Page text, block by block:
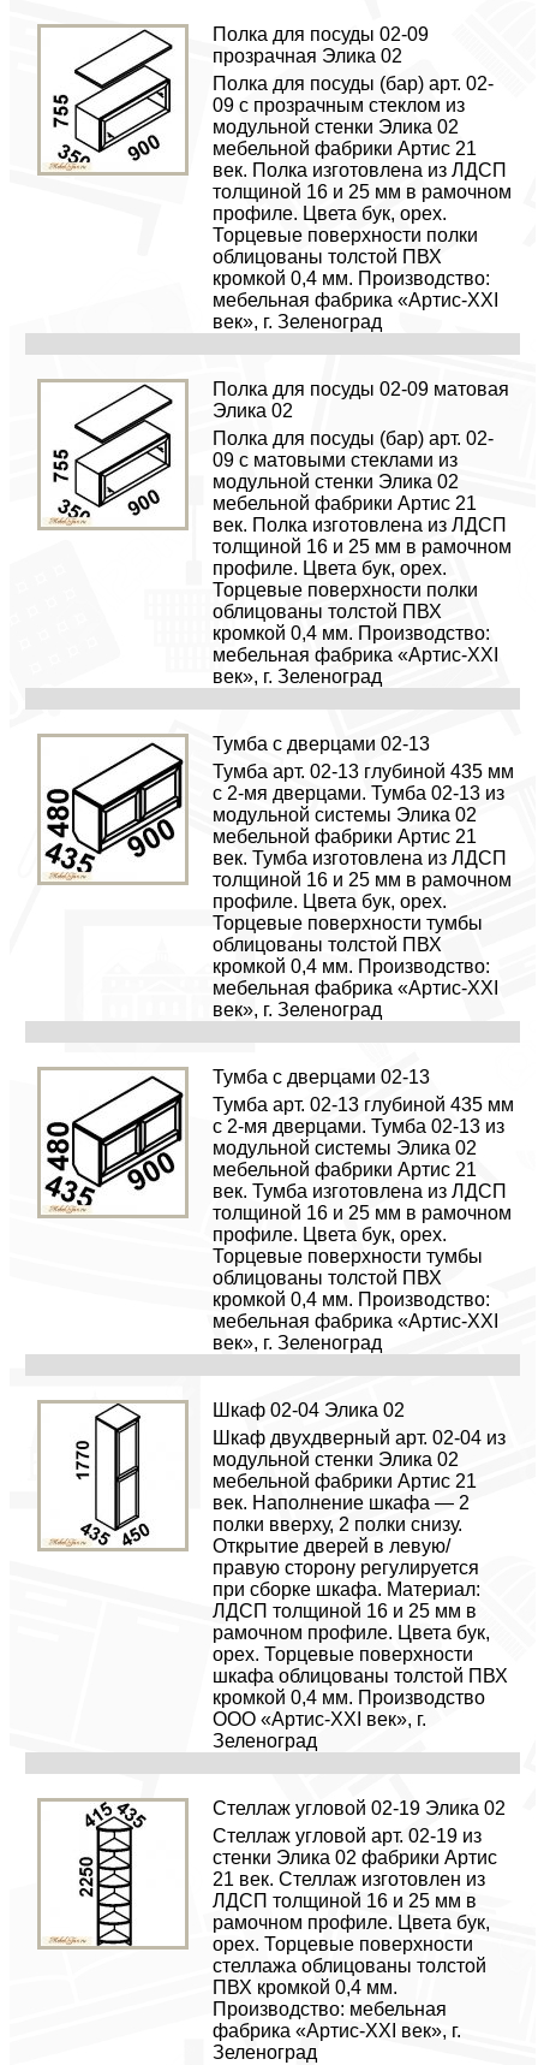
Полка для посуды 02-09
прозрачная Элика 02
Полка для посуды (бар) арт. 02-
09 с прозрачным стеклом из
модульной стенки Элика 02
мебельной фабрики Артис 21
век. Полка изготовлена из ЛДСП
толщиной 16 и 25 мм в рамочном
профиле. Цвета бук, орех.
Торцевые поверхности полки
облицованы толстой ПВХ
кромкой 0,4 мм. Производство:
мебельная фабрика «Артис-XXI
век», г. Зеленоград
Полка для посуды 02-09 матовая
Элика 02
Полка для посуды (бар) арт. 02-
09 с матовыми стеклами из
модульной стенки Элика 02
мебельной фабрики Артис 21
век. Полка изготовлена из ЛДСП
толщиной 16 и 25 мм в рамочном
профиле. Цвета бук, орех.
Торцевые поверхности полки
облицованы толстой ПВХ
кромкой 0,4 мм. Производство:
мебельная фабрика «Артис-XXI
век», г. Зеленоград
Тумба с дверцами 02-13
Тумба арт. 02-13 глубиной 435 мм
с 2-мя дверцами. Тумба 02-13 из
модульной системы Элика 02
мебельной фабрики Артис 21
век. Тумба изготовлена из ЛДСП
толщиной 16 и 25 мм в рамочном
профиле. Цвета бук, орех.
Торцевые поверхности тумбы
облицованы толстой ПВХ
кромкой 0,4 мм. Производство:
мебельная фабрика «Артис-XXI
век», г. Зеленоград
Тумба с дверцами 02-13
Тумба арт. 02-13 глубиной 435 мм
с 2-мя дверцами. Тумба 02-13 из
модульной системы Элика 02
мебельной фабрики Артис 21
век. Тумба изготовлена из ЛДСП
толщиной 16 и 25 мм в рамочном
профиле. Цвета бук, орех.
Торцевые поверхности тумбы
облицованы толстой ПВХ
кромкой 0,4 мм. Производство:
мебельная фабрика «Артис-XXI
век», г. Зеленоград
Шкаф 02-04 Элика 02
Шкаф двухдверный арт. 02-04 из
модульной стенки Элика 02
мебельной фабрики Артис 21
век. Наполнение шкафа — 2
полки вверху, 2 полки снизу.
Открытие дверей в левую/
правую сторону регулируется
при сборке шкафа. Материал:
ЛДСП толщиной 16 и 25 мм в
рамочном профиле. Цвета бук,
орех. Торцевые поверхности
шкафа облицованы толстой ПВХ
кромкой 0,4 мм. Производство
ООО «Артис-XXI век», г.
Зеленоград
Стеллаж угловой 02-19 Элика 02
Стеллаж угловой арт. 02-19 из
стенки Элика 02 фабрики Артис
21 век. Стеллаж изготовлен из
ЛДСП толщиной 16 и 25 мм в
рамочном профиле. Цвета бук,
орех. Торцевые поверхности
стеллажа облицованы толстой
ПВХ кромкой 0,4 мм.
Производство: мебельная
фабрика «Артис-XXI век», г.
Зеленоград